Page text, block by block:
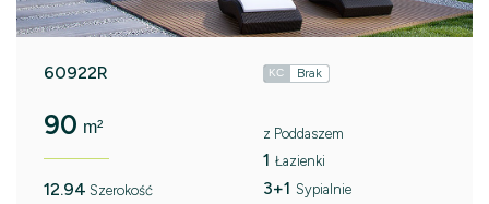
60922R KC Brak
90 m²
12.94 Szerokość
z Poddaszem
1 Łazienki
3+1 Sypialnie